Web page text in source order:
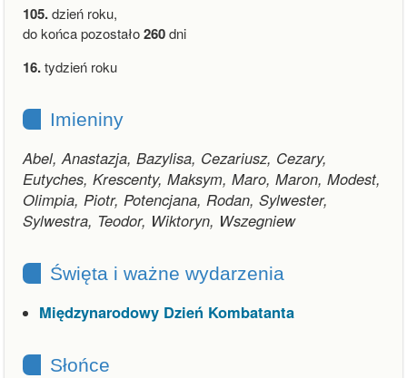
105.dzień roku,
do końca pozostało260dni
16.tydzień roku
Imieniny
Abel, Anastazja, Bazylisa, Cezariusz, Cezary,
Eutyches, Krescenty, Maksym, Maro, Maron, Modest,
Olimpia, Piotr, Potencjana, Rodan, Sylwester,
Sylwestra, Teodor, Wiktoryn, Wszegniew
Święta i ważne wydarzenia
Międzynarodowy Dzień Kombatanta
Słońce